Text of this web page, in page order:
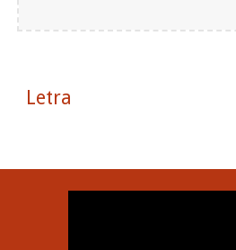
Letra